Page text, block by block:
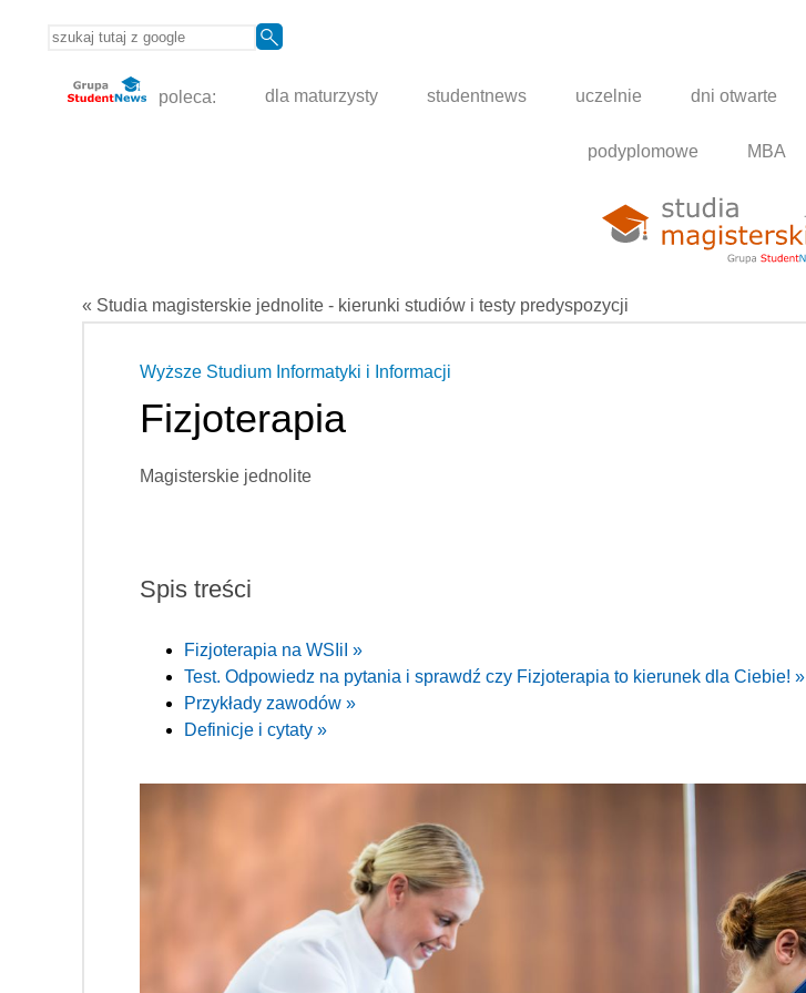
poleca: dla maturzysty studentnews uczelnie dni otwarte
podyplomowe MBA
« Studia magisterskie jednolite - kierunki studiów i testy predyspozycji
Wyższe Studium Informatyki i Informacji
Fizjoterapia
Magisterskie jednolite
Spis treści
Fizjoterapia na WSIiI »
Test. Odpowiedz na pytania i sprawdź czy Fizjoterapia to kierunek dla Ciebie! »
Przykłady zawodów »
Definicje i cytaty »